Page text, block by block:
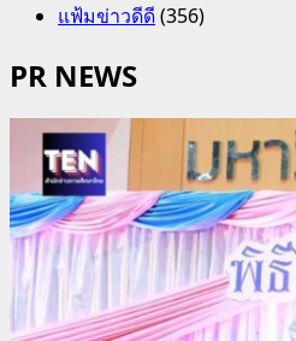
แฟ้มข่าวดีดี(356)
PR NEWS